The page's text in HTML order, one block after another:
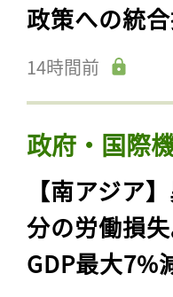
政策への統
14時間前
政府・国際
【南アジア
分の労働損
GDP最大7%